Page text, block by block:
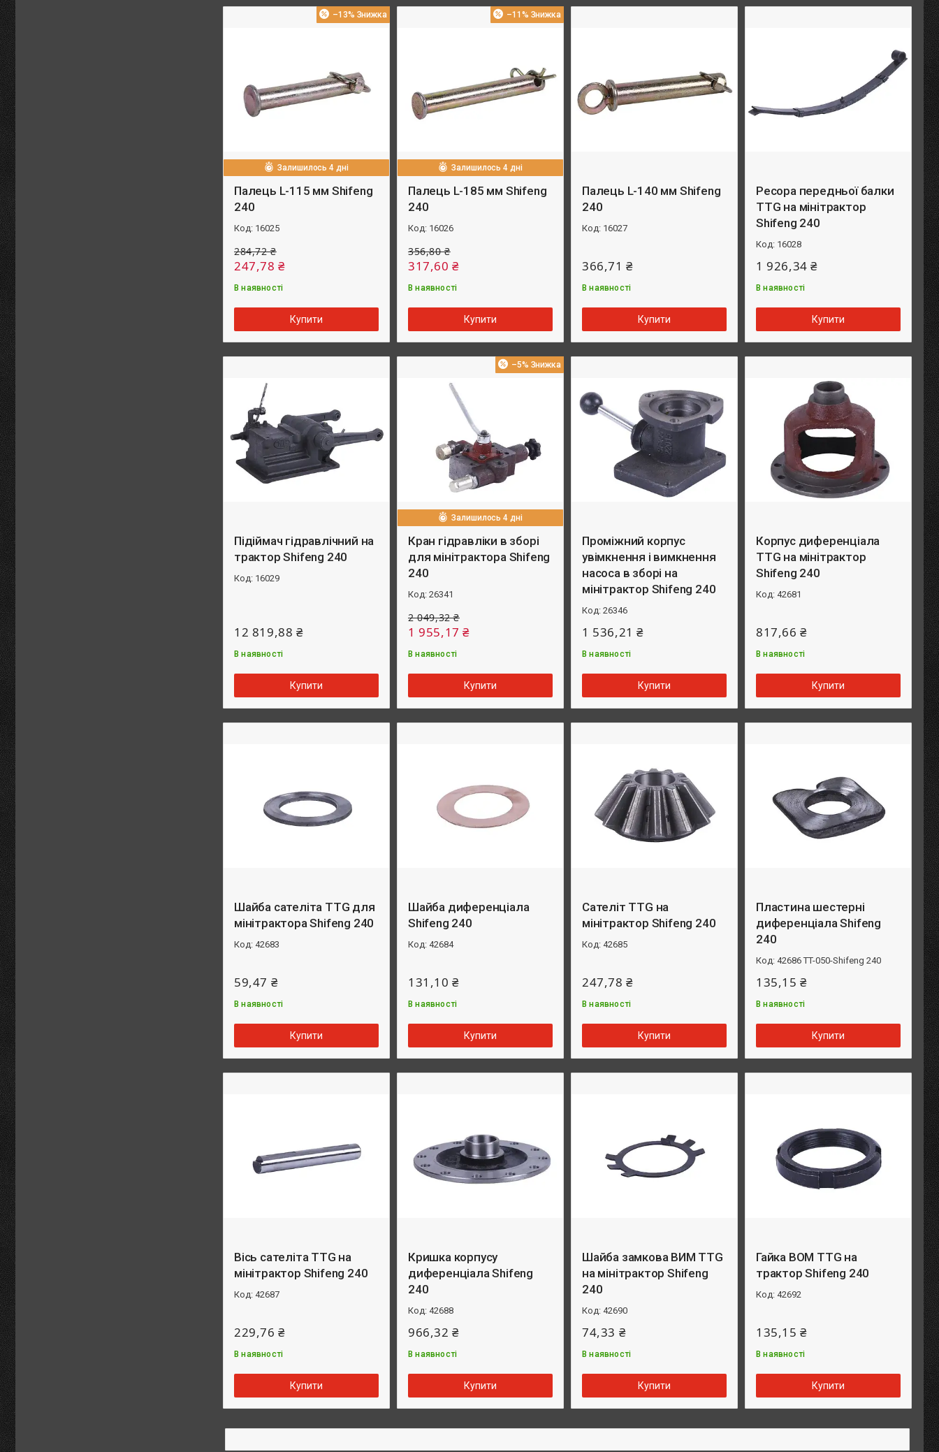
–13%
Залишилось 4 дні
Палець L-115 мм Shifeng
240
16025
284,72 ₴
247,78 ₴
В наявності
Купити
–11%
Залишилось 4 дні
Палець L-185 мм Shifeng
240
16026
356,80 ₴
317,60 ₴
В наявності
Купити
Палець L-140 мм Shifeng
240
16027
366,71 ₴
В наявності
Купити
Ресора передньої балки
TTG на мінітрактор
Shifeng 240
16028
1 926,34 ₴
В наявності
Купити
Підіймач гідравлічний на
трактор Shifeng 240
16029
12 819,88 ₴
В наявності
Купити
–5%
Залишилось 4 дні
Кран гідравліки в зборі
для мінітрактора Shifeng
240
26341
2 049,32 ₴
1 955,17 ₴
В наявності
Купити
Проміжний корпус
увімкнення і вимкнення
насоса в зборі на
мінітрактор Shifeng 240
26346
1 536,21 ₴
В наявності
Купити
Корпус диференціала
TTG на мінітрактор
Shifeng 240
42681
817,66 ₴
В наявності
Купити
Шайба сателіта TTG для
мінітрактора Shifeng 240
42683
59,47 ₴
В наявності
Купити
Шайба диференціала
Shifeng 240
42684
131,10 ₴
В наявності
Купити
Сателіт TTG на
мінітрактор Shifeng 240
42685
247,78 ₴
В наявності
Купити
Пластина шестерні
диференціала Shifeng
240
42686 TT-050-Shifeng 240
135,15 ₴
В наявності
Купити
Вісь сателіта TTG на
мінітрактор Shifeng 240
42687
229,76 ₴
В наявності
Купити
Кришка корпусу
диференціала Shifeng
240
42688
966,32 ₴
В наявності
Купити
Шайба замкова ВИМ TTG
на мінітрактор Shifeng
240
42690
74,33 ₴
В наявності
Купити
Гайка ВОМ TTG на
трактор Shifeng 240
42692
135,15 ₴
В наявності
Купити